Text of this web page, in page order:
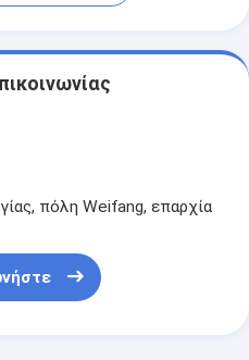
πόλη Weifang, επαρχία